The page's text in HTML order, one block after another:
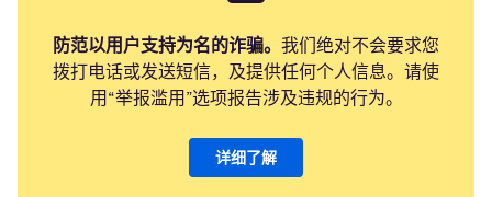
防范以用户支持为名的诈骗。 我们绝对不会要求您
拨打电话或发送短信，及提供任何个人信息。请使
用“举报滥用”选项报告涉及违规的行为。
详细了解